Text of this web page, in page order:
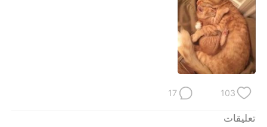
103
17
تعليقات